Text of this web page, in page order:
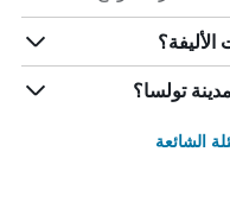
تولسا؟
الشائعة